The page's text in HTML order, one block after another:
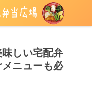
る情報メディア
しい宅配弁
ニューも必